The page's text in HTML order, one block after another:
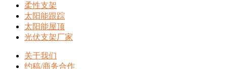
柔性支架
太阳能跟踪
太阳能屋顶
光伏支架厂家
关于我们
约稿/商务合作